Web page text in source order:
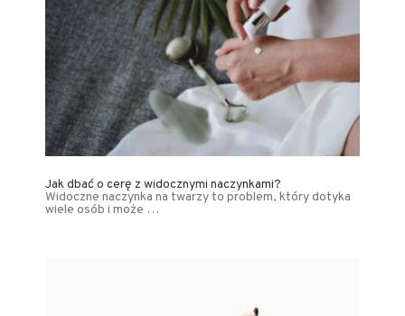
Jak dbać o cerę z widocznymi naczynkami?
Widoczne naczynka na twarzy to problem, który dotyka
wiele osób i może …